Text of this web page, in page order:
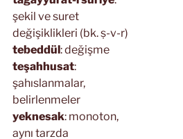
şekil ve suret
değişiklikleri (bk. ṣ-v-r)
tebeddül: değişme
teşahhusat:
şahıslanmalar,
belirlenmeler
yeknesak: monoton,
aynı tarzda